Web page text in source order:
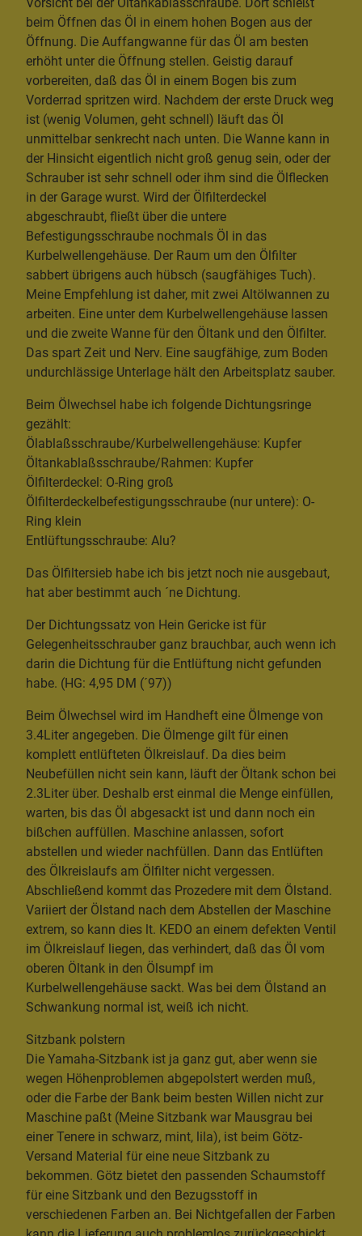
Vorsicht bei der Öltankablasschraube. Dort schießt
beim Öffnen das Öl in einem hohen Bogen aus der
Öffnung. Die Auffangwanne für das Öl am besten
erhöht unter die Öffnung stellen. Geistig darauf
vorbereiten, daß das Öl in einem Bogen bis zum
Vorderrad spritzen wird. Nachdem der erste Druck weg
ist (wenig Volumen, geht schnell) läuft das Öl
unmittelbar senkrecht nach unten. Die Wanne kann in
der Hinsicht eigentlich nicht groß genug sein, oder der
Schrauber ist sehr schnell oder ihm sind die Ölflecken
in der Garage wurst. Wird der Ölfilterdeckel
abgeschraubt, fließt über die untere
Befestigungsschraube nochmals Öl in das
Kurbelwellengehäuse. Der Raum um den Ölfilter
sabbert übrigens auch hübsch (saugfähiges Tuch).
Meine Empfehlung ist daher, mit zwei Altölwannen zu
arbeiten. Eine unter dem Kurbelwellengehäuse lassen
und die zweite Wanne für den Öltank und den Ölfilter.
Das spart Zeit und Nerv. Eine saugfähige, zum Boden
undurchlässige Unterlage hält den Arbeitsplatz sauber.
Beim Ölwechsel habe ich folgende Dichtungsringe
gezählt:
Ölablaßsschraube/Kurbelwellengehäuse: Kupfer
Öltankablaßsschraube/Rahmen: Kupfer
Ölfilterdeckel: O-Ring groß
Ölfilterdeckelbefestigungsschraube (nur untere): O-
Ring klein
Entlüftungsschraube: Alu?
Das Ölfiltersieb habe ich bis jetzt noch nie ausgebaut,
hat aber bestimmt auch ´ne Dichtung.
Der Dichtungssatz von Hein Gericke ist für
Gelegenheitsschrauber ganz brauchbar, auch wenn ich
darin die Dichtung für die Entlüftung nicht gefunden
habe. (HG: 4,95 DM (´97))
Beim Ölwechsel wird im Handheft eine Ölmenge von
3.4Liter angegeben. Die Ölmenge gilt für einen
komplett entlüfteten Ölkreislauf. Da dies beim
Neubefüllen nicht sein kann, läuft der Öltank schon bei
2.3Liter über. Deshalb erst einmal die Menge einfüllen,
warten, bis das Öl abgesackt ist und dann noch ein
bißchen auffüllen. Maschine anlassen, sofort
abstellen und wieder nachfüllen. Dann das Entlüften
des Ölkreislaufs am Ölfilter nicht vergessen.
Abschließend kommt das Prozedere mit dem Ölstand.
Variiert der Ölstand nach dem Abstellen der Maschine
extrem, so kann dies lt. KEDO an einem defekten Ventil
im Ölkreislauf liegen, das verhindert, daß das Öl vom
oberen Öltank in den Ölsumpf im
Kurbelwellengehäuse sackt. Was bei dem Ölstand an
Schwankung normal ist, weiß ich nicht.
Sitzbank polstern
Die Yamaha-Sitzbank ist ja ganz gut, aber wenn sie
wegen Höhenproblemen abgepolstert werden muß,
oder die Farbe der Bank beim besten Willen nicht zur
Maschine paßt (Meine Sitzbank war Mausgrau bei
einer Tenere in schwarz, mint, lila), ist beim Götz-
Versand Material für eine neue Sitzbank zu
bekommen. Götz bietet den passenden Schaumstoff
für eine Sitzbank und den Bezugsstoff in
verschiedenen Farben an. Bei Nichtgefallen der Farben